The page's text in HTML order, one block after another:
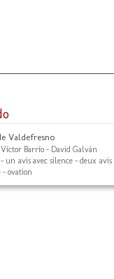
Valdefresno
Víctor Barrío - David Galván
un avis avec silence - deux
- ovation